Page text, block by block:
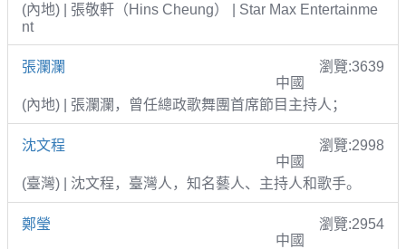
(內地) | 張敬軒（Hins Cheung） | Star Max Entertainme
nt
張瀾瀾
瀏覽:3639
中國
(內地) | 張瀾瀾，曾任總政歌舞團首席節目主持人；
沈文程
瀏覽:2998
中國
(臺灣) | 沈文程，臺灣人，知名藝人、主持人和歌手。
鄭瑩
瀏覽:2954
中國